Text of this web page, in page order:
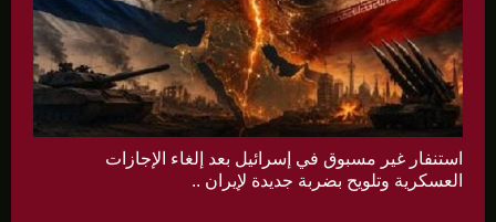
استنفار غير مسبوق في إسرائيل بعد إلغاء الإجازات
العسكرية وتلويح بضربة جديدة لإيران ..